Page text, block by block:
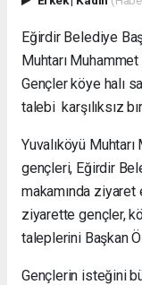
Eğirdir Belediye
Muhtarı
Gençler köye halı
talebi karşılıksız
Yuvalıköyü
gençleri, Eğirdir
makamında
ziyarette gençler,
taleplerini Başkan
Gençlerin isteğini